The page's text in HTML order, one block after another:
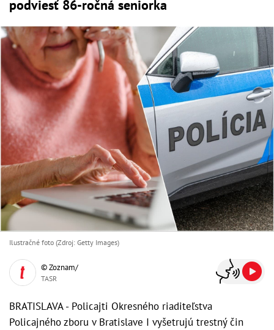
podviesť 86-ročná seniorka
Ilustračné foto (Zdroj: Getty Images)
© Zoznam/
TASR
BRATISLAVA - Policajti Okresného riaditeľstva
Policajného zboru v Bratislave I vyšetrujú trestný čin